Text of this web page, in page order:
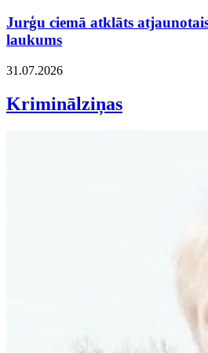
Jurģu ciemā atklāts
laukums
31.07.2026
Kriminālziņas